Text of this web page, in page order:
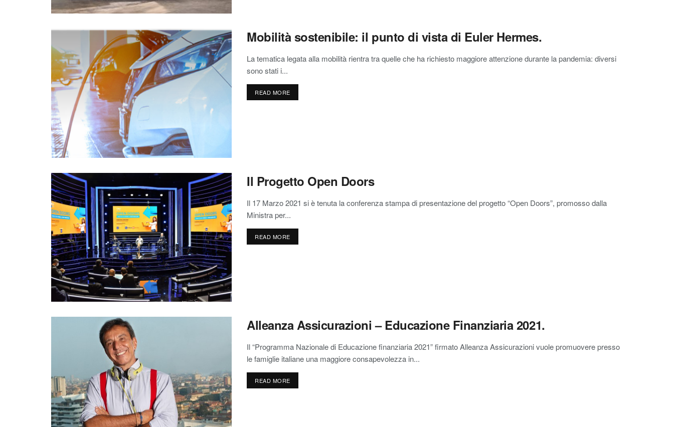
Mobilità sostenibile: il punto di vista di Euler Hermes.
La tematica legata alla mobilità rientra tra quelle che ha richiesto maggiore attenzione durante la pandemia: diversi
sono stati i...
READ MORE
Il Progetto Open Doors
Il 17 Marzo 2021 si è tenuta la conferenza stampa di presentazione del progetto “Open Doors”, promosso dalla
Ministra per...
READ MORE
Alleanza Assicurazioni – Educazione Finanziaria 2021.
Il “Programma Nazionale di Educazione finanziaria 2021” firmato Alleanza Assicurazioni vuole promuovere presso
le famiglie italiane una maggiore consapevolezza in...
READ MORE